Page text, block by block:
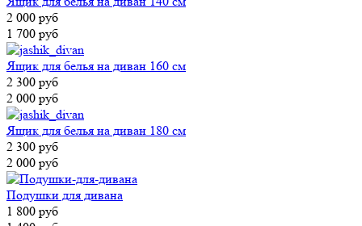
2 000 руб
1 700 руб
Ящик для белья на диван 160 см
2 300 руб
2 000 руб
Ящик для белья на диван 180 см
2 300 руб
2 000 руб
Подушки для дивана
1 800 руб